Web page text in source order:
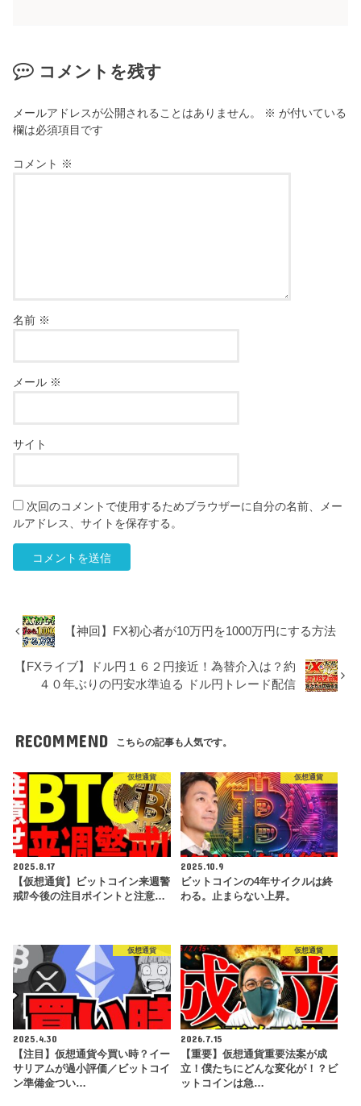
コメントを残す
メールアドレスが公開されることはありません。 ※ が付いている
欄は必須項目です
コメント ※
名前 ※
メール ※
サイト
次回のコメントで使用するためブラウザーに自分の名前、メー
ルアドレス、サイトを保存する。
【神回】FX初心者が10万円を1000万円にする方法
【FXライブ】ドル円１６２円接近！為替介入は？約
４０年ぶりの円安水準迫る ドル円トレード配信
RECOMMEND こちらの記事も人気です。
仮想通貨
2025.8.17
【仮想通貨】ビットコイン来週警
戒⁉今後の注目ポイントと注意…
仮想通貨
2025.10.9
ビットコインの4年サイクルは終
わる。止まらない上昇。
仮想通貨
2025.4.30
【注目】仮想通貨今買い時？イー
サリアムが過小評価／ビットコイ
ン準備金つい…
仮想通貨
2026.7.15
【重要】仮想通貨重要法案が成
立！僕たちにどんな変化が！？ビ
ットコインは急…